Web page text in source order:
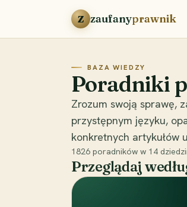
Przejdź do treści
Z zaufanyprawnik
BAZA WIEDZY
Poradniki
Zrozum swoją sprawę,
przystępnym języku,
konkretnych artykułów
1826 poradników w 14
Przeglądaj